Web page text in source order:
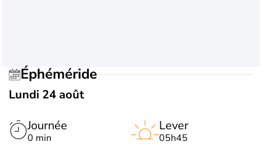
Éphéméride
Lundi 24 août
Journée
0 min
Lever
05h45